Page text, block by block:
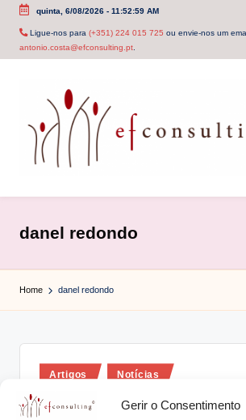
Gerir o Consentimento
Skip
quinta, 6/08/2026- 11:52:59 AM
Ligue-nos para (+351) 224 015 725 ou envie-nos um
antonio.costa@efconsulting.pt.
c
o
n
u
lt
i
danel redondo
Home danel redondo
Posted
Artigos Notícias
Os cônjuges estão